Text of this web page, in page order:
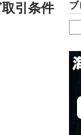
引条件 ブ